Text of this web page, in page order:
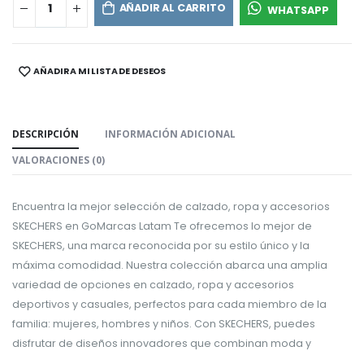
AÑADIR AL CARRITO WHATSAPP
SHARE:AÑADIR A MI LISTA DE DESEOS
DESCRIPCIÓN
INFORMACIÓN ADICIONAL
VALORACIONES (0)
Encuentra la mejor selección de calzado, ropa y accesorios
SKECHERS en GoMarcas Latam Te ofrecemos lo mejor de
SKECHERS, una marca reconocida por su estilo único y la
máxima comodidad. Nuestra colección abarca una amplia
variedad de opciones en calzado, ropa y accesorios
deportivos y casuales, perfectos para cada miembro de la
familia: mujeres, hombres y niños. Con SKECHERS, puedes
disfrutar de diseños innovadores que combinan moda y